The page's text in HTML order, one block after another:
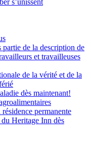
s’unissent
de la description de
et travailleuses
de la vérité et de la
dès maintenant!
permanente
Heritage Inn dès